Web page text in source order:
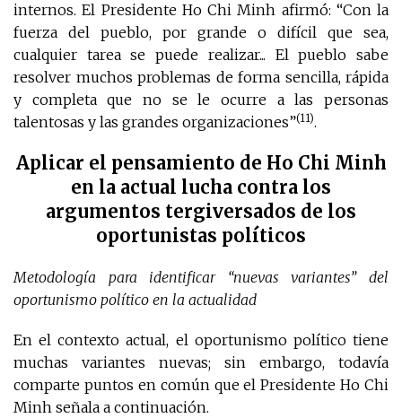
internos. El Presidente Ho Chi Minh afirmó: “Con la
fuerza del pueblo, por grande o difícil que sea,
cualquier tarea se puede realizar... El pueblo sabe
resolver muchos problemas de forma sencilla, rápida
y completa que no se le ocurre a las personas
talentosas y las grandes organizaciones”(11).
Aplicar el pensamiento de Ho Chi Minh
en la actual lucha contra los
argumentos tergiversados de los
oportunistas políticos
Metodología para identificar “nuevas variantes” del
oportunismo político en la actualidad
En el contexto actual, el oportunismo político tiene
muchas variantes nuevas; sin embargo, todavía
comparte puntos en común que el Presidente Ho Chi
Minh señala a continuación.